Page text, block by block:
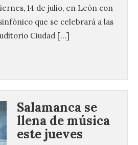
14 de julio, en León con
que se celebrará a las
Ciudad […]
Salamanca se
llena de música
este jueves